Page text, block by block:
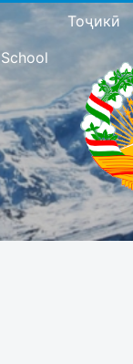
Тоҷикӣ